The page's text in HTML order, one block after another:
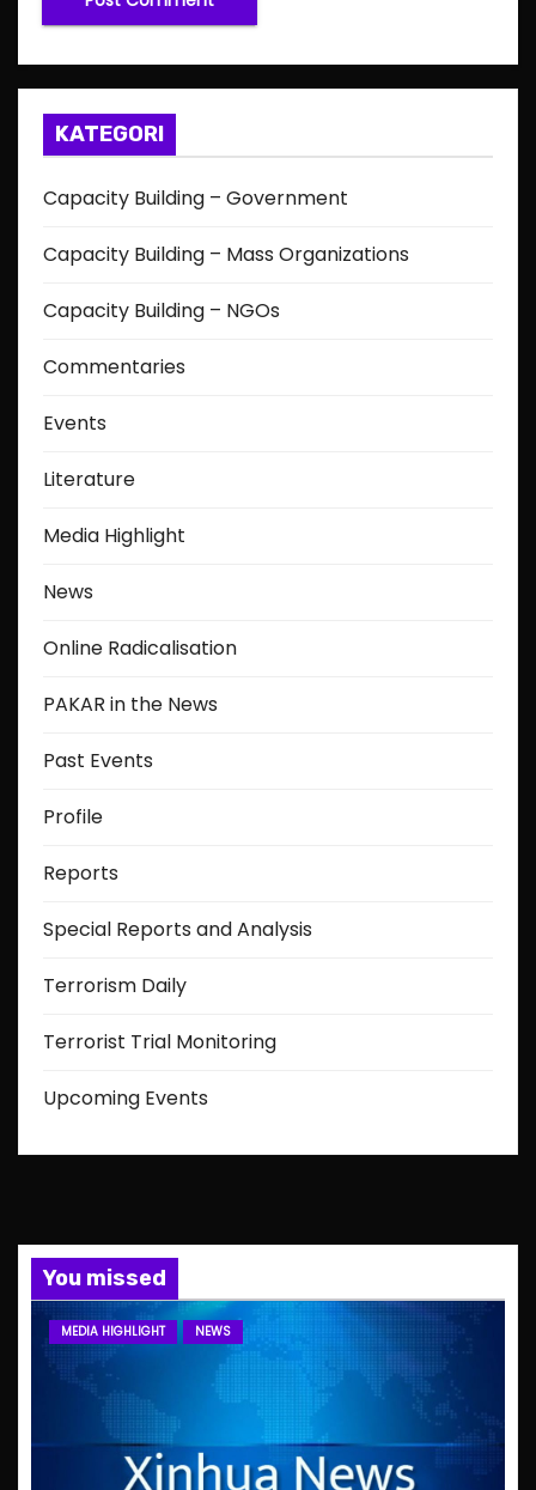
KATEGORI
Capacity Building – Government
Capacity Building – Mass Organizations
Capacity Building – NGOs
Commentaries
Events
Literature
Media Highlight
News
Online Radicalisation
PAKAR in the News
Past Events
Profile
Reports
Special Reports and Analysis
Terrorism Daily
Terrorist Trial Monitoring
Upcoming Events
You missed
MEDIA HIGHLIGHT NEWS